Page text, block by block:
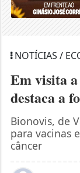
NOTÍCIAS /
Em visita
destaca a
Bionovis, de
para vacinas
câncer